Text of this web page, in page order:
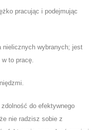
pracując i podejmując
nielicznych wybranych; jest
to pracę.
do efektywnego
nie radzisz sobie z